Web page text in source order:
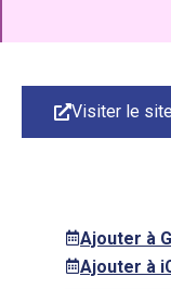
Visiter le
Ajouter à
Ajouter à